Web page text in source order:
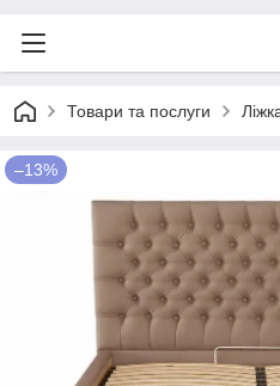
Товари та послуги
–13%